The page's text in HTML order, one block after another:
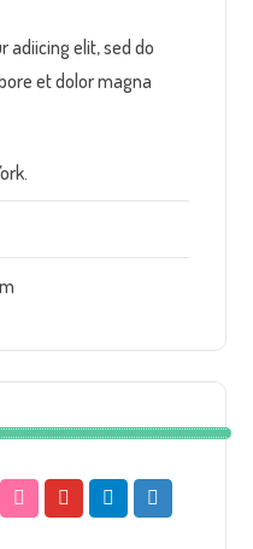
adiicing elit, sed do
et dolor magna